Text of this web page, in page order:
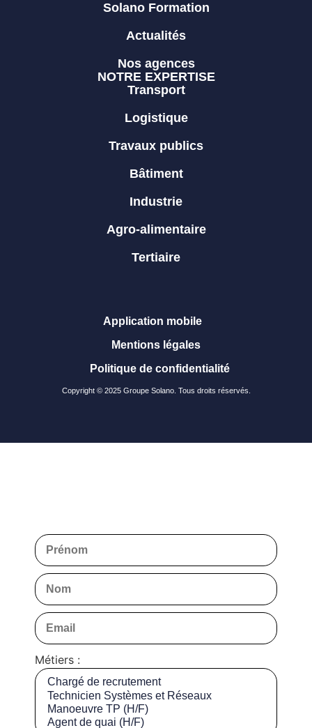
Solano Formation
Actualités
Nos agences
NOTRE EXPERTISE
Transport
Logistique
Travaux publics
Bâtiment
Industrie
Agro-alimentaire
Tertiaire
Copyright © 2025 Groupe Solano. Tous droits réservés.
Application mobile
Mentions légales
Politique de confidentialité
Métiers :